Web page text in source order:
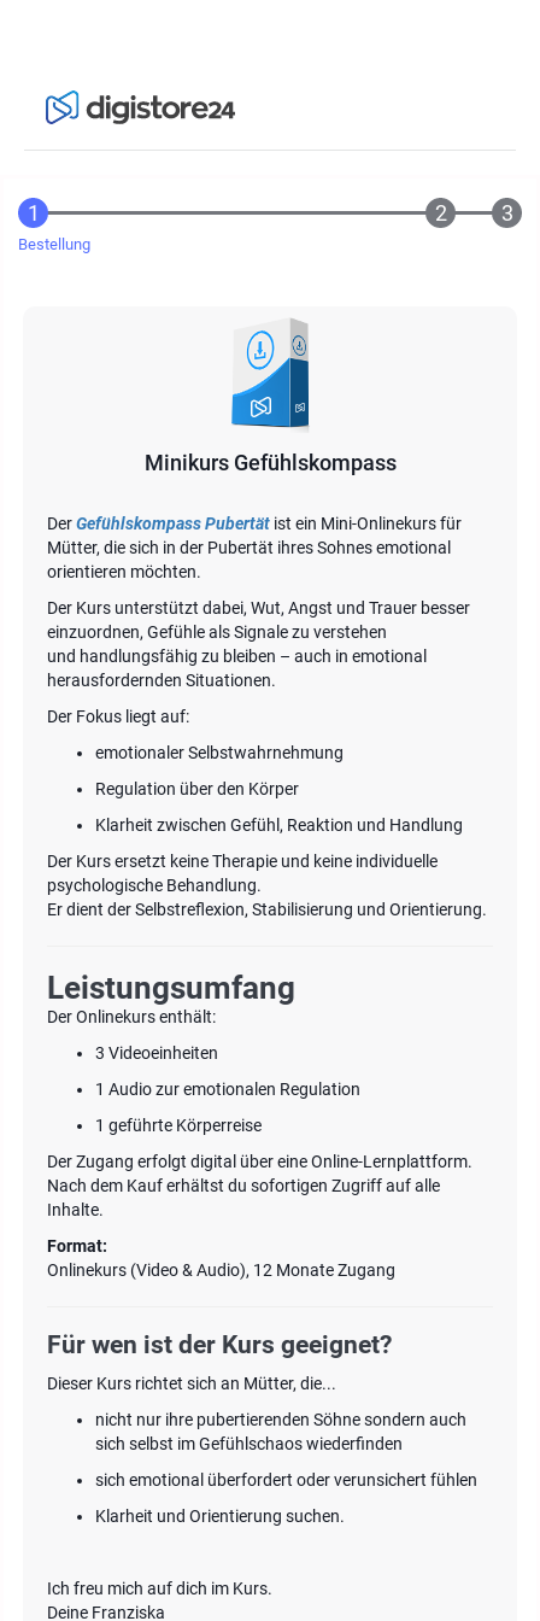
Bestellung
Minikurs Gefühlskompass
DerGefühlskompass Pubertät ist ein Mini-Onlinekurs für
Mütter, die sich in der Pubertät ihres Sohnes emotional
orientieren möchten.
Der Kurs unterstützt dabei, Wut, Angst und Trauer besser
einzuordnen, Gefühle als Signale zu verstehen
und handlungsfähig zu bleiben – auch in emotional
herausfordernden Situationen.
Der Fokus liegt auf:
emotionaler Selbstwahrnehmung
Regulation über den Körper
Klarheit zwischen Gefühl, Reaktion und Handlung
Der Kurs ersetzt keine Therapie und keine individuelle
psychologische Behandlung.
Er dient der Selbstreflexion, Stabilisierung und Orientierung.
Leistungsumfang
Der Onlinekurs enthält:
3 Videoeinheiten
1 Audio zur emotionalen Regulation
1 geführte Körperreise
Der Zugang erfolgt digital über eine Online-Lernplattform.
Nach dem Kauf erhältst du sofortigen Zugriff auf alle
Inhalte.
Format:
Onlinekurs (Video & Audio), 12 Monate Zugang
Für wen ist der Kurs geeignet?
Dieser Kurs richtet sich an Mütter, die...
nicht nur ihre pubertierenden Söhne sondern auch
sich selbst im Gefühlschaos wiederfinden
sich emotional überfordert oder verunsichert fühlen
Klarheit und Orientierung suchen.
Ich freu mich auf dich im Kurs.
Deine Franziska